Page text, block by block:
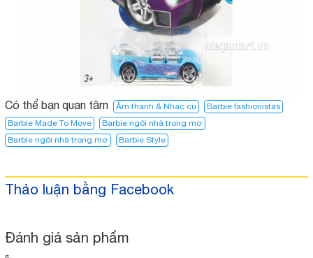
Có thể bạn quan tâm Âm thanh & Nhạc cụ
Barbie fashionistas
Barbie Made To Move
Barbie ngôi nhà trong mơ
Barbie ngôi nhà trong mơ​
Barbie Style
Thảo luận bằng Facebook
Đánh giá sản phẩm